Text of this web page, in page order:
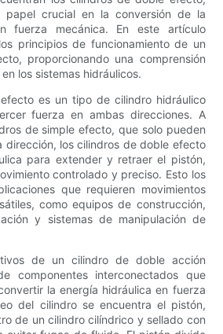
papel crucial en la conversión de la
fuerza mecánica. En este artículo
principios de funcionamiento de un
proporcionando una comprensión
los sistemas hidráulicos.
es un tipo de cilindro hidráulico
fuerza en ambas direcciones. A
de simple efecto, que solo pueden
dirección, los cilindros de doble efecto
para extender y retraer el pistón,
controlado y preciso. Esto los
que requieren movimientos
como equipos de construcción,
y sistemas de manipulación de
de un cilindro de doble acción
componentes interconectados que
la energía hidráulica en fuerza
del cilindro se encuentra el pistón,
de un cilindro cilíndrico y sellado con